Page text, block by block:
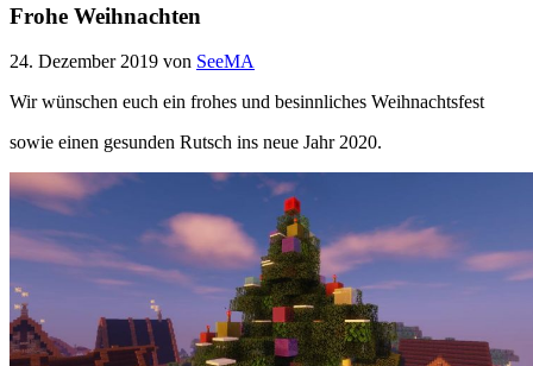
Frohe Weihnachten
24. Dezember 2019 von SeeMA
Wir wünschen euch ein frohes und besinnliches Weihnachtsfest
sowie einen gesunden Rutsch ins neue Jahr 2020.